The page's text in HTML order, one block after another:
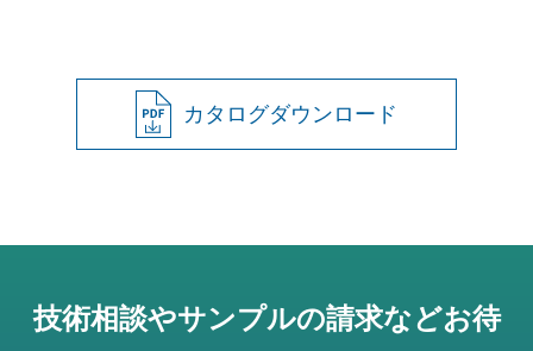
カタログダウンロード
技術相談やサンプルの請求などお待